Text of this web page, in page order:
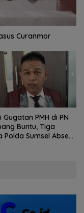
Curanmor
Gugatan PMH di PN
Buntu, Tiga
Polda Sumsel Absen,